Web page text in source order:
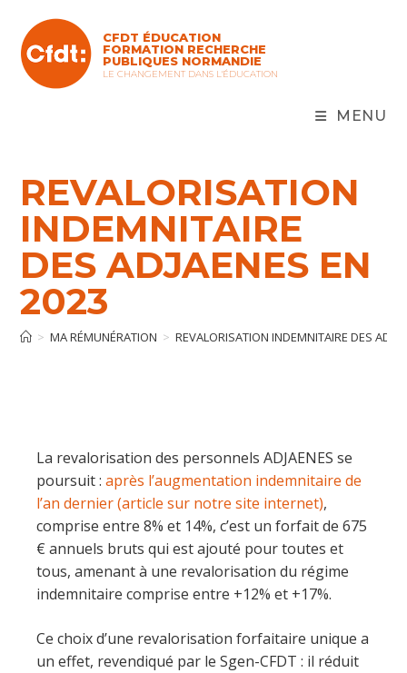
CFDT ÉDUCATION
FORMATION RECHERCHE
PUBLIQUES NORMANDIE
LE CHANGEMENT DANS L'ÉDUCATION
MENU
REVALORISATION
INDEMNITAIRE
DES ADJAENES EN
2023
> MA RÉMUNÉRATION > REVALORISATION INDEMNITAIRE DES
La revalorisation des personnels ADJAENES se
poursuit : après l’augmentation indemnitaire de
l’an dernier (article sur notre site internet),
comprise entre 8% et 14%, c’est un forfait de 675
€ annuels bruts qui est ajouté pour toutes et
tous, amenant à une revalorisation du régime
indemnitaire comprise entre +12% et +17%.
Ce choix d’une revalorisation forfaitaire unique a
un effet, revendiqué par le Sgen-CFDT : il réduit